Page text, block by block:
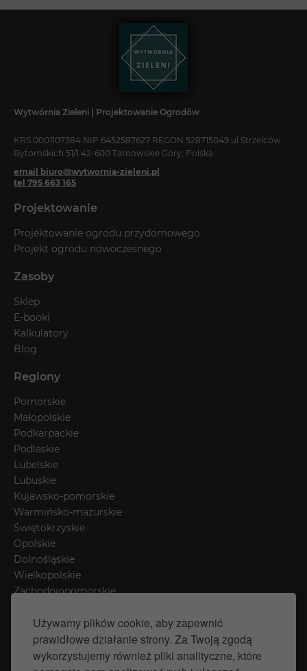
Używamy plików cookie, aby zapewnić
prawidłowe działanie strony. Za Twoją zgodą
wykorzystujemy również pliki analityczne, które
Wytwórnia Zieleni | Projektowanie Ogrodów
KRS 0001107384 NIP 6452587627 REGON 528715049 ul Strzelców
Bytomskich 51/1 42-600 Tarnowskie Góry, Polska
email biuro@wytwornia-zieleni.pl
tel 795 663 165
Projektowanie
Projektowanie ogrodu przydomowego
Projekt ogrodu nowoczesnego
Zasoby
Sklep
E-booki
Kalkulatory
Blog
Regiony
Pomorskie
Małopolskie
Podkarpackie
Podlaskie
Lubelskie
Lubuskie
Kujawsko-pomorskie
Warmińsko-mazurskie
Świętokrzyskie
Opolskie
Dolnośląskie
Wielkopolskie
Zachodniopomorskie
Mazowieckie
Śląskie